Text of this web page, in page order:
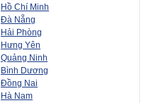
Hồ Chí Minh
Đà Nẵng
Hải Phòng
Hưng Yên
Quảng Ninh
Bình Dương
Đồng Nai
Hà Nam